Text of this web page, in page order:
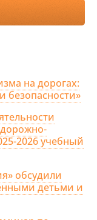
на дорогах:
безопасности»
2026 учебный
обсудили
детьми и